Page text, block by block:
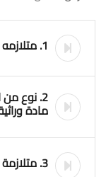
1. متلازمه داون مرض قلب الاطفال
2. نوع
مادة
3. متلازمة داون جمعية دسكا نحن نقرر